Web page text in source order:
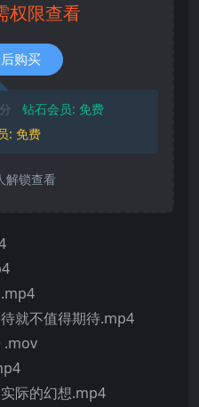
权限查看
购买
钻石会员: 免费
: 免费
解锁查看
.mp4
待就不值得期待.mp4
.mov
实际的幻想.mp4